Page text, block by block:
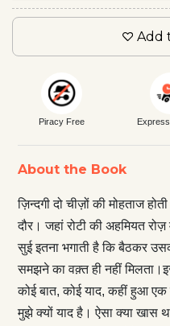
Add
Piracy Free
About the Book
ज़िन्दगी दो चीज़ों की मोहताज
दौर। जहां रोटी की अहमियत
सुई इतना भगाती है कि बैठकर
समझने का वक़्त ही नहीं
कोई बात, कोई याद, कहीं हुआ एक
मुझे क्यों याद है। ऐसा क्या खास